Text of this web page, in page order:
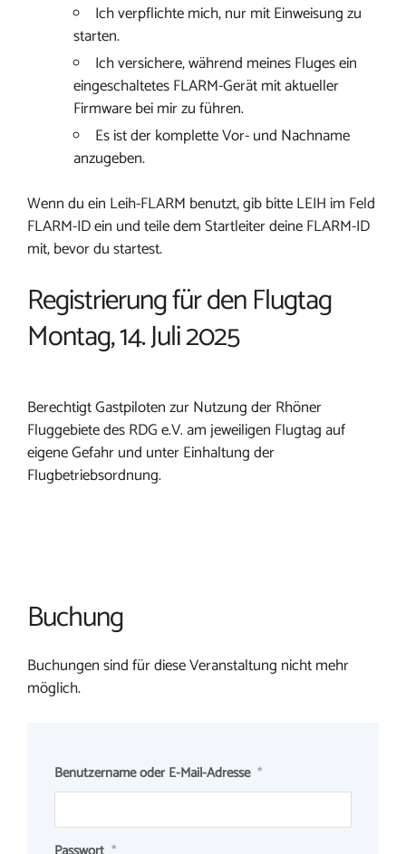
Ich verpflichte mich, nur mit Einweisung zu
starten.
Ich versichere, während meines Fluges ein
eingeschaltetes FLARM-Gerät mit aktueller
Firmware bei mir zu führen.
Es ist der komplette Vor- und Nachname
anzugeben.
Wenn du ein Leih-FLARM benutzt, gib bitte LEIH im Feld
FLARM-ID ein und teile dem Startleiter deine FLARM-ID
mit, bevor du startest.
Registrierung für den Flugtag
Montag, 14. Juli 2025
Berechtigt Gastpiloten zur Nutzung der Rhöner
Fluggebiete des RDG e.V. am jeweiligen Flugtag auf
eigene Gefahr und unter Einhaltung der
Flugbetriebsordnung.
Buchung
Buchungen sind für diese Veranstaltung nicht mehr
möglich.
Benutzername oder E-Mail-Adresse *